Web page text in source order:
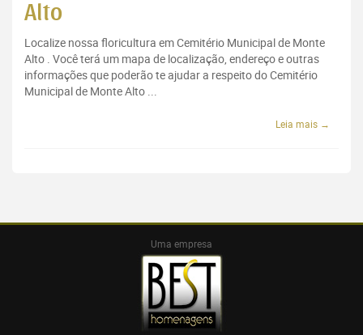
Alto
Localize nossa floricultura em Cemitério Municipal de Monte
Alto . Você terá um mapa de localização, endereço e outras
informações que poderão te ajudar a respeito do Cemitério
Municipal de Monte Alto ...
Leia mais →
Uma empresa